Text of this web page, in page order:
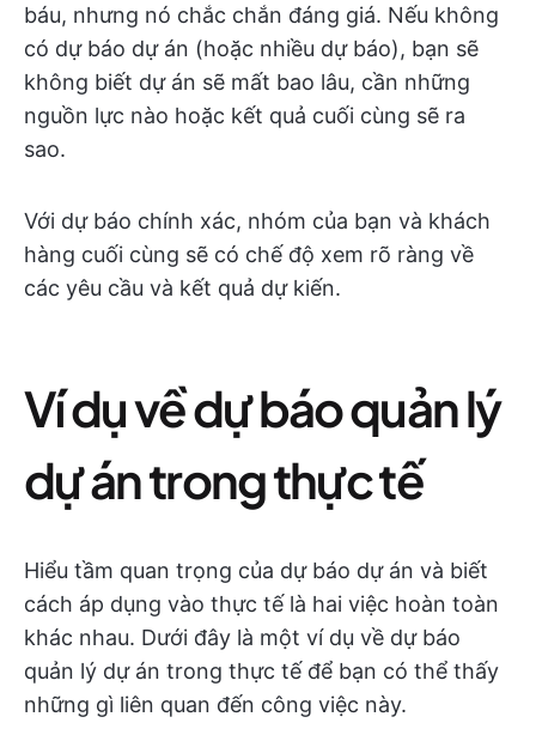
báu, nhưng nó chắc chắn đáng giá. Nếu không
có dự báo dự án (hoặc nhiều dự báo), bạn sẽ
không biết dự án sẽ mất bao lâu, cần những
nguồn lực nào hoặc kết quả cuối cùng sẽ ra
sao.
Với dự báo chính xác, nhóm của bạn và khách
hàng cuối cùng sẽ có chế độ xem rõ ràng về
các yêu cầu và kết quả dự kiến.
Ví dụ về dự báo quản lý
dự án trong thực tế
Hiểu tầm quan trọng của dự báo dự án và biết
cách áp dụng vào thực tế là hai việc hoàn toàn
khác nhau. Dưới đây là một ví dụ về dự báo
quản lý dự án trong thực tế để bạn có thể thấy
những gì liên quan đến công việc này.